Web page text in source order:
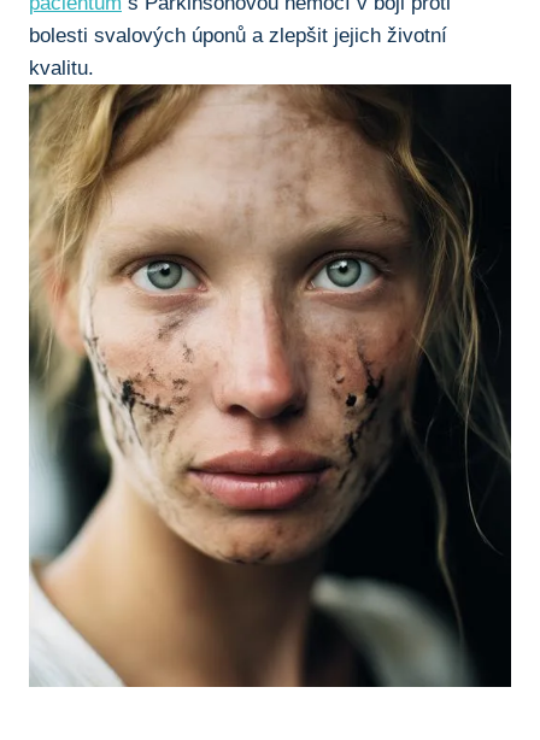
bolesti svalových úponů​ a zlepšit jejich životní
kvalitu.